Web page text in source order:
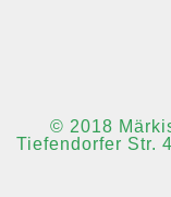
© 2018
Tiefendorfer Str.